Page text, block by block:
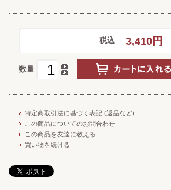
税込 3,410円
数量
特定商取引法に基づく表記 (返品など)
この商品についてのお問合わせ
この商品を友達に教える
買い物を続ける